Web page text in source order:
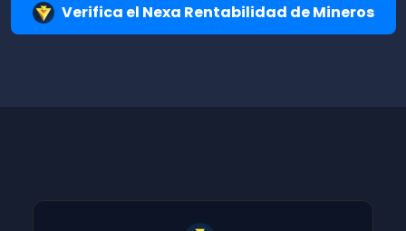
Verifica el Nexa Rentabilidad de Mineros